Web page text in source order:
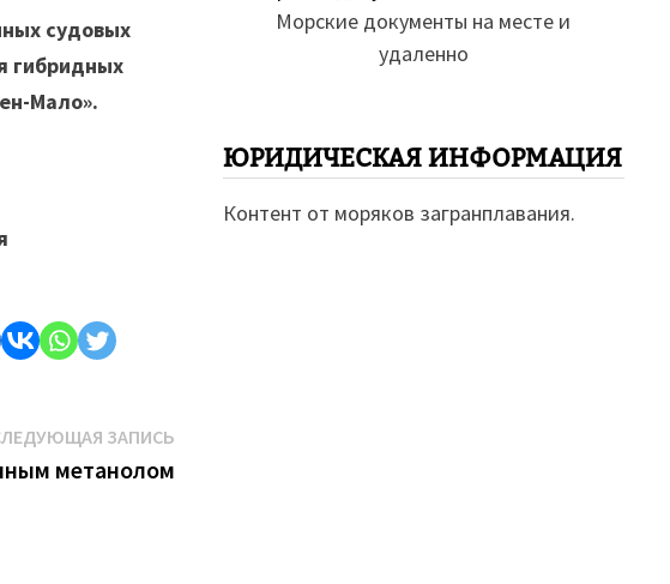
судовых
гибридных
Мало».
ЗАПИСЬСледующая
запись:
метанолом
Морские документы на месте и
удаленно
ЮРИДИЧЕСКАЯ ИНФОРМАЦИЯ
Контент от моряков загранплавания.